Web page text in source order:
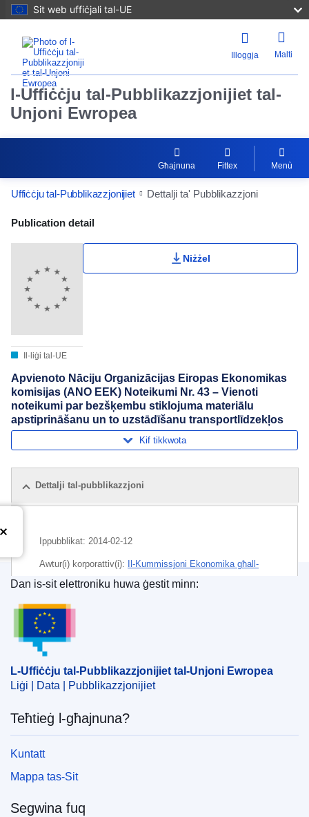
Sit web uffiċjali tal-UE
Illoggja Malti
l-Uffiċċju tal-Pubblikazzjonijiet tal-
Unjoni Ewropea
Għajnuna Fittex Menù
Uffiċċju tal-Pubblikazzjonijiet Dettalji ta' Pubblikazzjoni
Publication Detail Actions Portlet
Publication detail
Il-liġi tal-UE
Niżżel
Apvienoto Nāciju Organizācijas Eiropas Ekonomikas
komisijas (ANO EEK) Noteikumi Nr. 43 – Vienoti
noteikumi par bezšķembu stiklojuma materiālu
apstiprināšanu un to uzstādīšanu transportlīdzekļos
Kif tikkwota
Dettalji tal-pubblikazzjoni
Ippubblikat: 2014-02-12
Awtur(i) korporattiv(i):
Il-Kummissjoni Ekonomika għall-
Ewropa tan-Nazzjonijiet Uniti(Il-Kunsill Ekonomiku u
Suġġett:
standard tas-sikurezza
CELEX : 42014X0212(01)
ELI : reg/2014/43(2)/oj
OJ : JOL_2014_042_R_NS0001
L-Uffiċċju tal-Pubblikazzjonijiet tal-Unjoni
Dan is-sit elettroniku huwa ġestit minn:
L-Uffiċċju tal-Pubblikazzjonijiet tal-Unjoni Ewropea
Liġi | Data | Pubblikazzjonijiet
Teħtieġ l-għajnuna?
Kuntatt
Mappa tas-Sit
Segwina fuq